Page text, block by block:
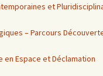
et
– Parcours
en Espace et Déclamation